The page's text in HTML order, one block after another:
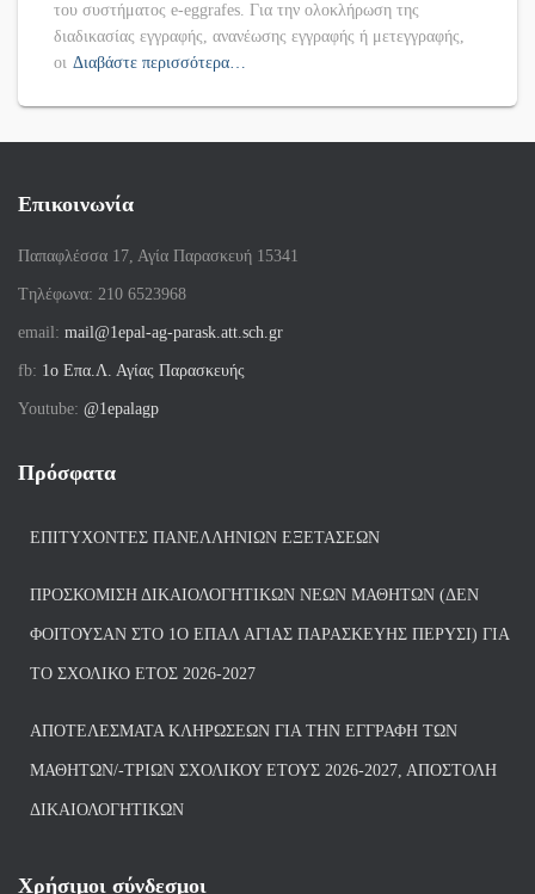
του συστήματος e-eggrafes. Για την ολοκλήρωση της
διαδικασίας εγγραφής, ανανέωσης εγγραφής ή μετεγγραφής,
οι Διαβάστε περισσότερα…
Επικοινωνία
Παπαφλέσσα 17, Αγία Παρασκευή 15341
Tηλέφωνα: 210 6523968
email: mail@1epal-ag-parask.att.sch.gr
fb: 1ο Επα.Λ. Αγίας Παρασκευής
Youtube: @1epalagp
Πρόσφατα
ΕΠΙΤΥΧΌΝΤΕΣ ΠΑΝΕΛΛΗΝΊΩΝ ΕΞΕΤΆΣΕΩΝ
ΠΡΟΣΚΌΜΙΣΗ ΔΙΚΑΙΟΛΟΓΗΤΙΚΏΝ ΝΈΩΝ ΜΑΘΗΤΏΝ (ΔΕΝ
ΦΟΙΤΟΎΣΑΝ ΣΤΟ 1Ο ΕΠΑΛ ΑΓΙΑΣ ΠΑΡΑΣΚΕΥΗΣ ΠΈΡΥΣΙ) ΓΙΑ
ΤΟ ΣΧΟΛΙΚΌ ΈΤΟΣ 2026-2027
ΑΠΟΤΕΛΈΣΜΑΤΑ ΚΛΗΡΏΣΕΩΝ ΓΙΑ ΤΗΝ ΕΓΓΡΑΦΉ ΤΩΝ
ΜΑΘΗΤΏΝ/-ΤΡΙΏΝ ΣΧΟΛΙΚΟΎ ΈΤΟΥΣ 2026-2027, ΑΠΟΣΤΟΛΉ
ΔΙΚΑΙΟΛΟΓΗΤΙΚΏΝ
Χρήσιμοι σύνδεσμοι